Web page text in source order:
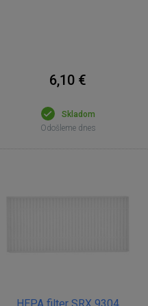
6,10 €
Skladom
Odošleme dnes
HEPA filter SRX 9304